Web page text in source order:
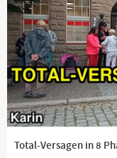
Total-Versagen in 8